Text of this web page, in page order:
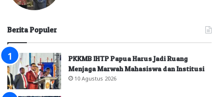
Berita Populer
PKKMB IHTP Papua Harus Jadi Ruang
Menjaga Marwah Mahasiswa dan Institusi
10 Agustus 2026